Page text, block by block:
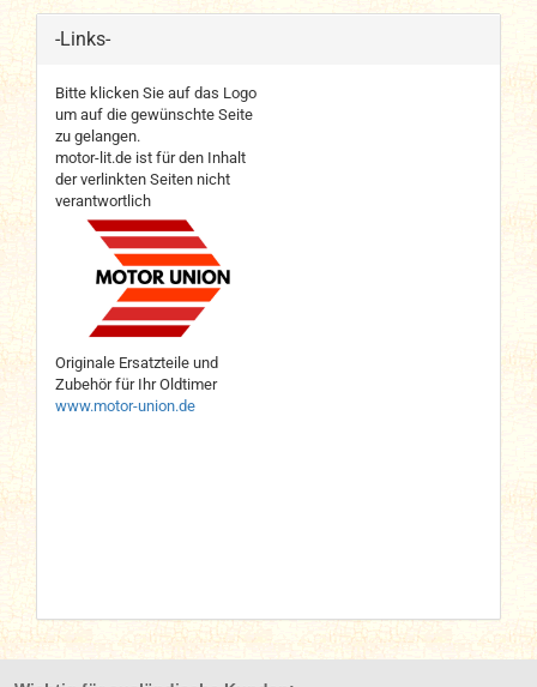
-Links-
Bitte klicken Sie auf das Logo
um auf die gewünschte Seite
zu gelangen.
motor-lit.de ist für den Inhalt
der verlinkten Seiten nicht
verantwortlich
Originale Ersatzteile und
Zubehör für Ihr Oldtimer
www.motor-union.de